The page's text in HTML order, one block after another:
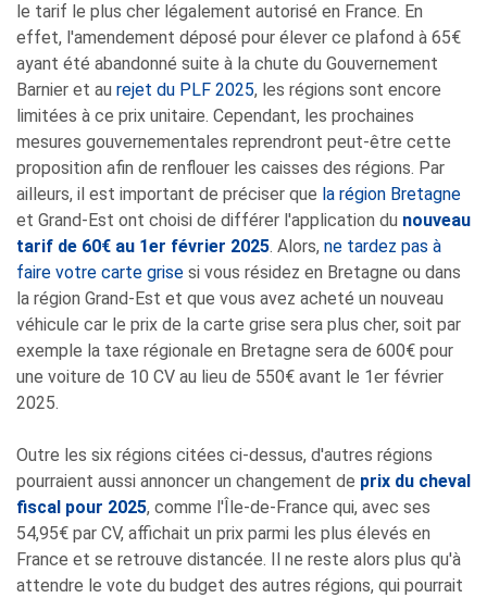
le tarif le plus cher légalement autorisé en France. En
effet, l'amendement déposé pour élever ce plafond à 65€
ayant été abandonné suite à la chute du Gouvernement
Barnier et au rejet du PLF 2025, les régions sont encore
limitées à ce prix unitaire. Cependant, les prochaines
mesures gouvernementales reprendront peut-être cette
proposition afin de renflouer les caisses des régions. Par
ailleurs, il est important de préciser que la région Bretagne
et Grand-Est ont choisi de différer l'application du nouveau
tarif de 60€ au 1er février 2025. Alors, ne tardez pas à
faire votre carte grise si vous résidez en Bretagne ou dans
la région Grand-Est et que vous avez acheté un nouveau
véhicule car le prix de la carte grise sera plus cher, soit par
exemple la taxe régionale en Bretagne sera de 600€ pour
une voiture de 10 CV au lieu de 550€ avant le 1er février
2025.
Outre les six régions citées ci-dessus, d'autres régions
pourraient aussi annoncer un changement de prix du cheval
fiscal pour 2025, comme l'Île-de-France qui, avec ses
54,95€ par CV, affichait un prix parmi les plus élevés en
France et se retrouve distancée. Il ne reste alors plus qu'à
attendre le vote du budget des autres régions, qui pourrait